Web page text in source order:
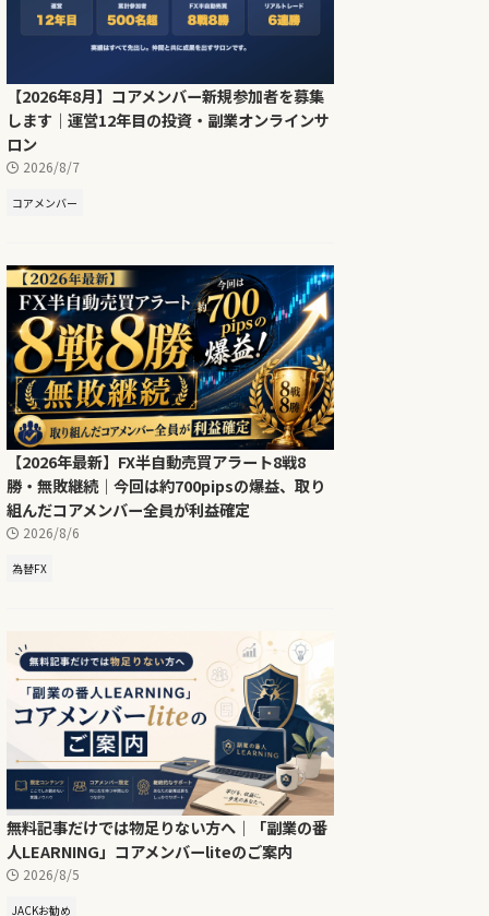
【2026年8月】コアメンバー新規参加者を募集
します｜運営12年目の投資・副業オンラインサ
ロン
2026/8/7
コアメンバー
【2026年最新】FX半自動売買アラート8戦8
勝・無敗継続｜今回は約700pipsの爆益、取り
組んだコアメンバー全員が利益確定
2026/8/6
為替FX
無料記事だけでは物足りない方へ｜「副業の番
人LEARNING」コアメンバーliteのご案内
2026/8/5
JACKお勧め